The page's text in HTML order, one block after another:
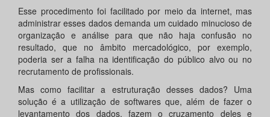
Esse procedimento foi facilitado por meio da internet, mas
administrar esses dados demanda um cuidado minucioso de
organização e análise para que não haja confusão no
resultado, que no âmbito mercadológico, por exemplo,
poderia ser a falha na identificação do público alvo ou no
recrutamento de profissionais.
Mas como facilitar a estruturação desses dados? Uma
solução é a utilização de softwares que, além de fazer o
levantamento dos dados, fazem o cruzamento deles e